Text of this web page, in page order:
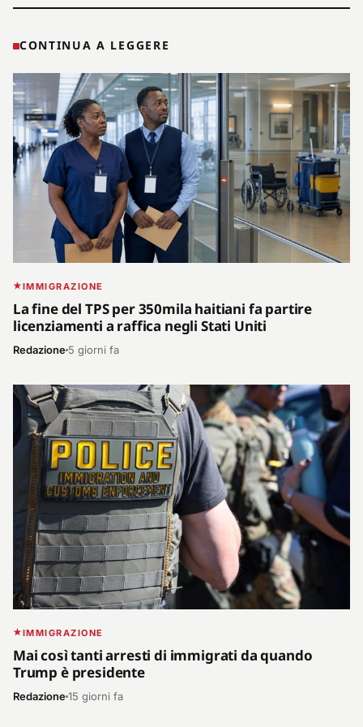
CONTINUA A LEGGERE
IMMIGRAZIONE
La fine del TPS per 350mila haitiani fa partire
licenziamenti a raffica negli Stati Uniti
Redazione 5 giorni fa
IMMIGRAZIONE
Mai così tanti arresti di immigrati da quando
Trump è presidente
Redazione15 giorni fa